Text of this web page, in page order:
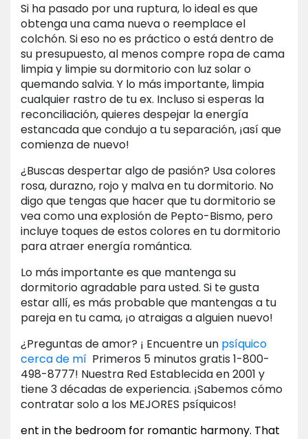
Si ha pasado por una ruptura, lo ideal es que
obtenga una cama nueva o reemplace el
colchón. Si eso no es práctico o está dentro de
su presupuesto, al menos compre ropa de cama
limpia y limpie su dormitorio con luz solar o
quemando salvia. Y lo más importante, limpia
cualquier rastro de tu ex. Incluso si esperas la
reconciliación, quieres despejar la energía
estancada que condujo a tu separación, ¡así que
comienza de nuevo!
¿Buscas despertar algo de pasión? Usa colores
rosa, durazno, rojo y malva en tu dormitorio. No
digo que tengas que hacer que tu dormitorio se
vea como una explosión de Pepto-Bismo, pero
incluye toques de estos colores en tu dormitorio
para atraer energía romántica.
Lo más importante es que mantenga su
dormitorio agradable para usted. Si te gusta
estar allí, es más probable que mantengas a tu
pareja en tu cama, ¡o atraigas a alguien nuevo!
¿Preguntas de amor? ¡ Encuentre un psíquico
cerca de mí Primeros 5 minutos gratis 1-800-
498-8777! Nuestra Red Establecida en 2001 y
tiene 3 décadas de experiencia. ¡Sabemos cómo
contratar solo a los MEJORES psíquicos!
ent in the bedroom for romantic harmony. That